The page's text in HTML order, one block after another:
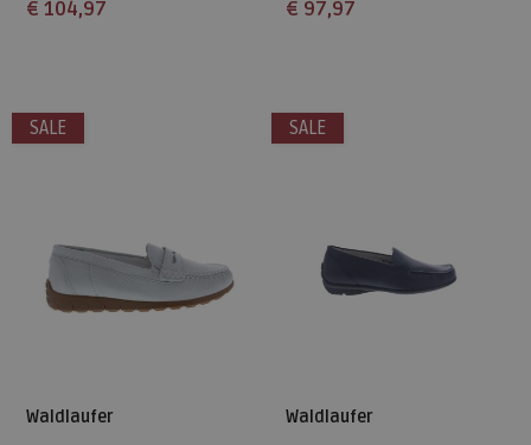
€ 104,97 € 97,97
SALE
Waldlaufer
SALE
Waldlaufer